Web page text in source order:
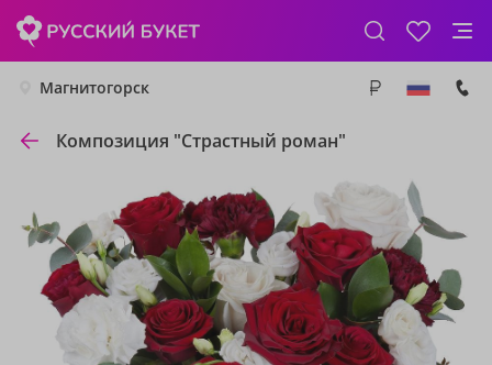
Магнитогорск
Композиция "Страстный роман"